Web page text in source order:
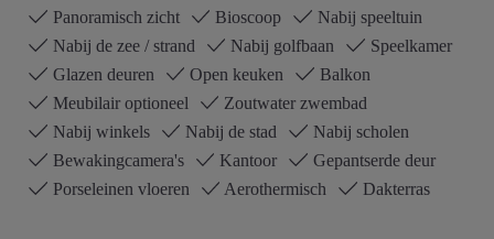
Panoramisch zicht
Bioscoop
Nabij speeltuin
Nabij de zee / strand
Nabij golfbaan
Speelkamer
Glazen deuren
Open keuken
Balkon
Meubilair optioneel
Zoutwater zwembad
Nabij winkels
Nabij de stad
Nabij scholen
Bewakingcamera's
Kantoor
Gepantserde deur
Porseleinen vloeren
Aerothermisch Dakterras